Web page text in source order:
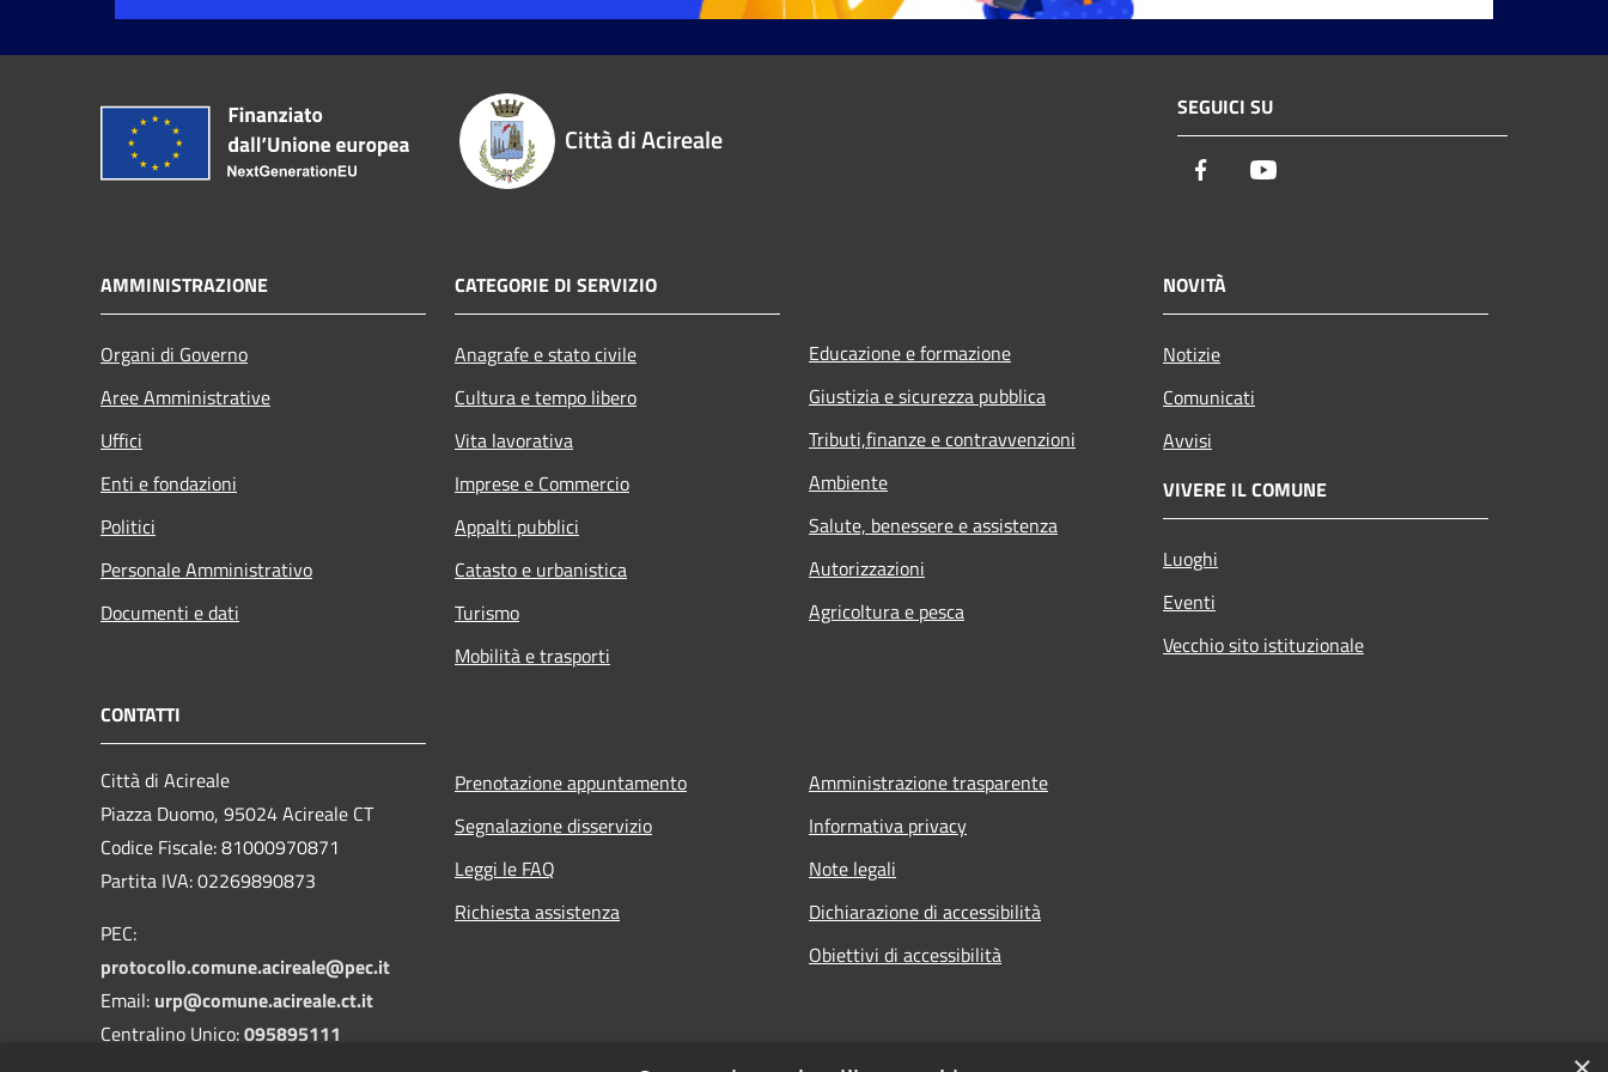
Città di Acireale
SEGUICI SU
Facebook
AMMINISTRAZIONE
Organi di Governo
Aree Amministrative
Uffici
Enti e fondazioni
Politici
Personale Amministrativo
Documenti e dati
CATEGORIE DI SERVIZIO
Anagrafe e stato civile
Cultura e tempo libero
Vita lavorativa
Imprese e Commercio
Appalti pubblici
Catasto e urbanistica
Turismo
Mobilità e trasporti
Educazione e formazione
Giustizia e sicurezza pubblica
Tributi,finanze e contravvenzioni
Ambiente
Salute, benessere e assistenza
Autorizzazioni
Agricoltura e pesca
NOVITÀ
Notizie
Comunicati
Avvisi
VIVERE IL COMUNE
Luoghi
Eventi
Vecchio sito istituzionale
CONTATTI
Città di Acireale
Piazza Duomo, 95024 Acireale CT
Codice Fiscale: 81000970871
Partita IVA: 02269890873
PEC:
protocollo.comune.acireale@pec.it
Email: urp@comune.acireale.ct.it
Centralino Unico:095895111
Prenotazione appuntamento
Segnalazione disservizio
Leggi le FAQ
Richiesta assistenza
Amministrazione trasparente
Informativa privacy
Note legali
Dichiarazione di accessibilità
Obiettivi di accessibilità